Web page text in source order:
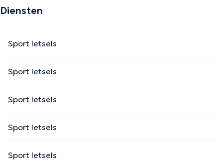
Diensten
Sport letsels
Sport letsels
Sport letsels
Sport letsels
Sport letsels